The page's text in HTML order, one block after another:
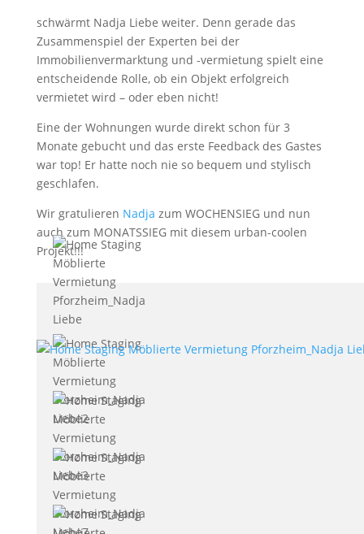
schwärmt Nadja Liebe weiter. Denn gerade das
Zusammenspiel der Experten bei der
Immobilienvermarktung und -vermietung spielt eine
entscheidende Rolle, ob ein Objekt erfolgreich
vermietet wird – oder eben nicht!
Eine der Wohnungen wurde direkt schon für 3
Monate gebucht und das erste Feedback des Gastes
war top! Er hatte noch nie so bequem und stylisch
geschlafen.
Wir gratulieren Nadja zum WOCHENSIEG und nun
auch zum MONATSSIEG mit diesem urban-coolen
Projekt!!!